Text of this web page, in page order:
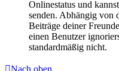
Onlinestatus und
senden. Abhängig von
Beiträge deiner
einen Benutzer
standardmäßig nicht.
Nach oben